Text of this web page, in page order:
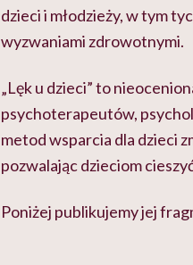
dzieci i młodzieży, w tym
wyzwaniami zdrowotnymi.
„Lęk u dzieci” to
psychoterapeutów,
metod wsparcia dla dzieci
pozwalając dzieciom
Poniżej publikujemy jej